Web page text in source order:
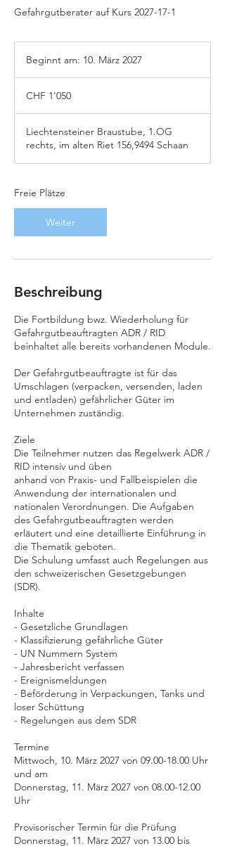
Gefahrgutberater auf Kurs 2027-17-1
Beginnt am: 10. März 2027
n
t
m
r
2
7
Franken
CHF 1'050
Liechtensteiner Braustube, 1.OG
rechts, im alten Riet 156,9494 Schaan
Freie Plätze
Weiter
Beschreibung
Die Fortbildung bwz. Wiederholung für
Gefahrgutbeauftragten ADR / RID
beinhaltet alle bereits vorhandenen Module.
Der Gefahrgutbeauftragte ist für das
Umschlagen (verpacken, versenden, laden
und entladen) gefährlicher Güter im
Unternehmen zuständig.
Ziele
Die Teilnehmer nutzen das Regelwerk ADR /
RID intensiv und üben
anhand von Praxis- und Fallbeispielen die
Anwendung der internationalen und
nationalen Verordnungen. Die Aufgaben
des Gefahrgutbeauftragten werden
erläutert und eine detaillierte Einführung in
die Thematik geboten.
Die Schulung umfasst auch Regelungen aus
den schweizerischen Gesetzgebungen
(SDR).
Inhalte
- Gesetzliche Grundlagen
- Klassifizierung gefährliche Güter
- UN Nummern System
- Jahresbericht verfassen
- Ereignismeldungen
- Beförderung in Verpackungen, Tanks und
loser Schüttung
- Regelungen aus dem SDR
Termine
Mittwoch, 10. März 2027 von 09.00-18.00 Uhr
und am
Donnerstag, 11. März 2027 von 08.00-12.00
Uhr
Provisorischer Termin für die Prüfung
Donnerstag, 11. März 2027 von 13.00 bis